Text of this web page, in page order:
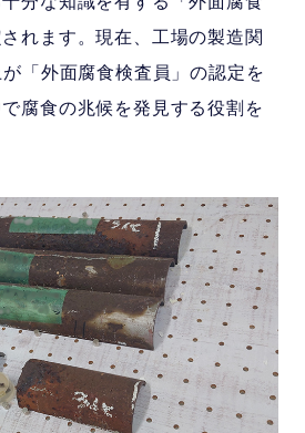
れます。現在、工場の製造関
「外面腐食検査員」の認定を
腐食の兆候を発見する役割を